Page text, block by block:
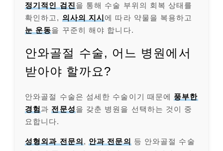
정기적인 검진 을 통해 수술 부위의 회복 상태를
확인하고, 의사의 지시 에 따라 약물을 복용하고
눈 운동을 꾸준히 해야 합니다.
안와골절 수술, 어느 병원에서
받아야 할까요?
안와골절 수술은 섬세한 수술이기 때문에 풍부한
경험과 전문성을 갖춘 병원을 선택하는 것이 중
요합니다.
성형외과 전문의 , 안과 전문의 등 안와골절 수술